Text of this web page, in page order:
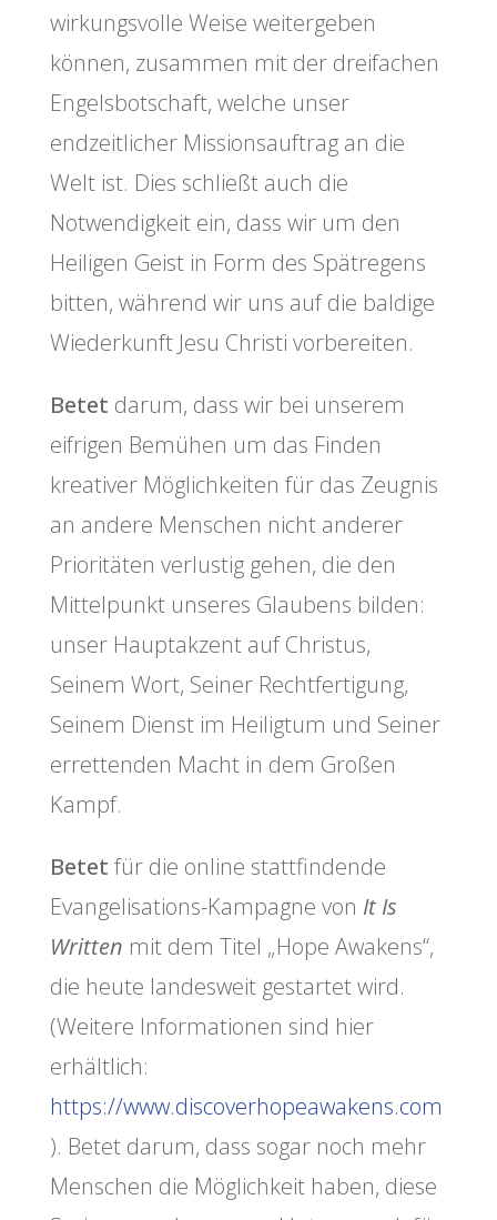
wirkungsvolle Weise weitergeben
können, zusammen mit der dreifachen
Engelsbotschaft, welche unser
endzeitlicher Missionsauftrag an die
Welt ist. Dies schließt auch die
Notwendigkeit ein, dass wir um den
Heiligen Geist in Form des Spätregens
bitten, während wir uns auf die baldige
Wiederkunft Jesu Christi vorbereiten.
Betet darum, dass wir bei unserem
eifrigen Bemühen um das Finden
kreativer Möglichkeiten für das Zeugnis
an andere Menschen nicht anderer
Prioritäten verlustig gehen, die den
Mittelpunkt unseres Glaubens bilden:
unser Hauptakzent auf Christus,
Seinem Wort, Seiner Rechtfertigung,
Seinem Dienst im Heiligtum und Seiner
errettenden Macht in dem Großen
Kampf.
Betet für die online stattfindende
Evangelisations-Kampagne von It Is
Written mit dem Titel „Hope Awakens“,
die heute landesweit gestartet wird.
(Weitere Informationen sind hier
erhältlich:
https://www.discoverhopeawakens.com
). Betet darum, dass sogar noch mehr
Menschen die Möglichkeit haben, diese